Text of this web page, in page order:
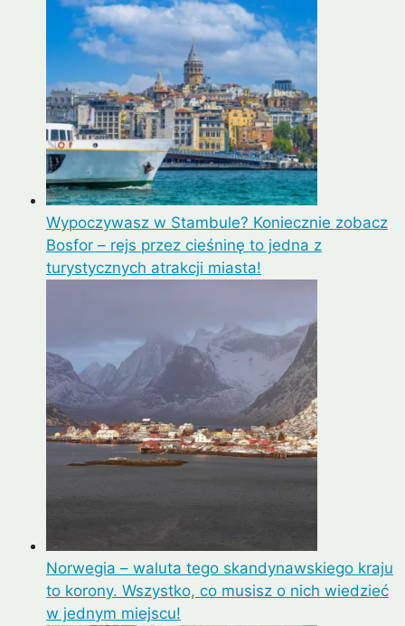
Wypoczywasz w Stambule? Koniecznie zobacz
Bosfor – rejs przez cieśninę to jedna z
turystycznych atrakcji miasta!
Norwegia – waluta tego skandynawskiego kraju
to korony. Wszystko, co musisz o nich wiedzieć
w jednym miejscu!